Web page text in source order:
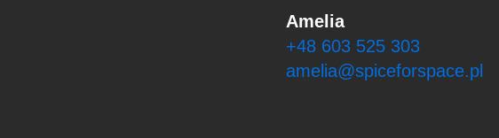
Amelia
+48 603 525 303
amelia@spiceforspace.pl